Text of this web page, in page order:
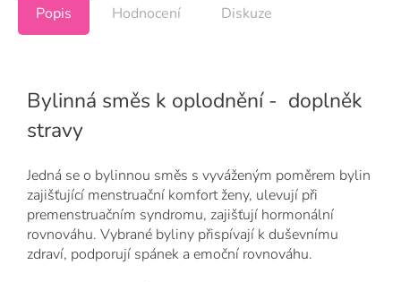
Popis Hodnocení Diskuze
Bylinná směs k oplodnění - doplněk
stravy
Jedná se o bylinnou směs s vyváženým poměrem bylin
zajišťující menstruační komfort ženy, ulevují při
premenstruačním syndromu, zajišťují hormonální
rovnováhu. Vybrané byliny přispívají k duševnímu
zdraví, podporují spánek a emoční rovnováhu.